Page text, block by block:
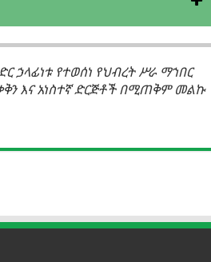
ኃላፊነቱ የተወሰነ የህብረት ሥራ ማኀበር
እና አነስተኛ ድርጅቶች በሚጠቅም መልኩ